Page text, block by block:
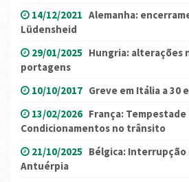
14/12/2021 Alemanha:
Lüdensheid
29/01/2025 Hungria: alterações
portagens
10/10/2017 Greve em Itália a 30
13/02/2026 França: Tempestade
Condicionamentos no trânsito
21/10/2025 Bélgica:
Antuérpia